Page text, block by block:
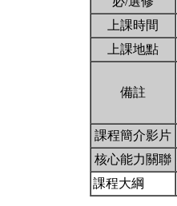
上課時間
上課地點
備註
課程簡介影片
核心能力關聯
課程大綱